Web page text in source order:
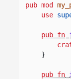
pub mod
use
pub fn
}
pub fn